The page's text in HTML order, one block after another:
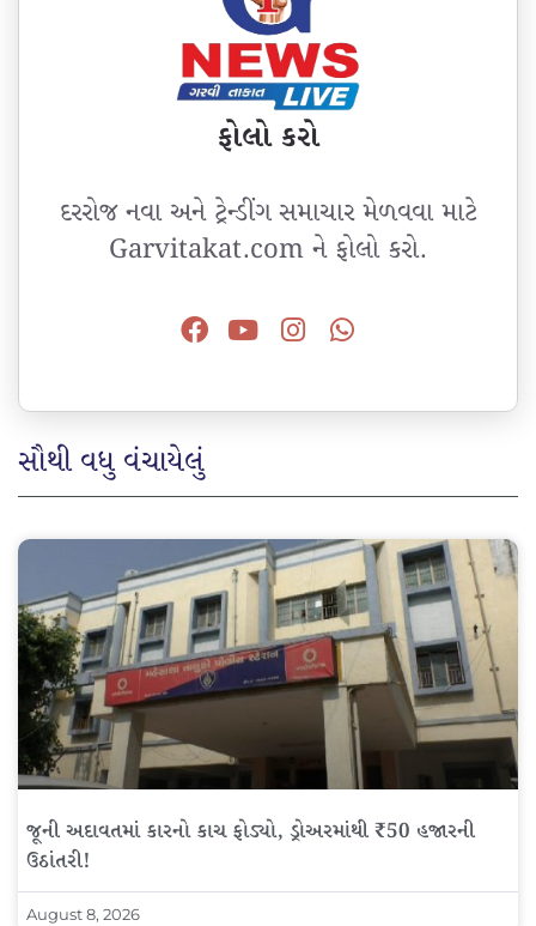
ફોલો કરો
દરરોજ નવા અને ટ્રેન્ડીંગ સમાચાર મેળવવા માટે
Garvitakat.com ને ફોલો કરો.
સૌથી વધુ વંચાયેલું
જૂની અદાવતમાં કારનો કાચ ફોડ્યો, ડ્રોઅરમાંથી ₹50 હજારની
ઉઠાંતરી!
August 8, 2026